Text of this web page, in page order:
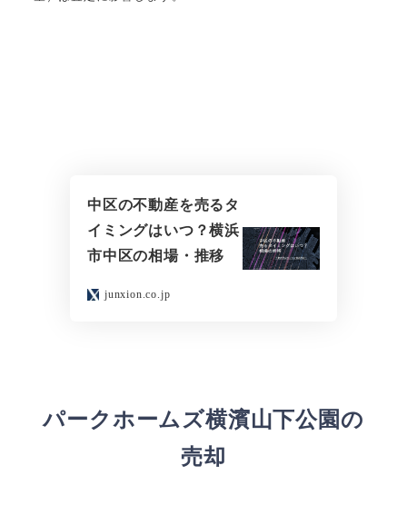
中区の不動産を売るタ
イミングはいつ？横浜
市中区の相場・推移
junxion.co.jp
パークホームズ横濱山下公園の
売却